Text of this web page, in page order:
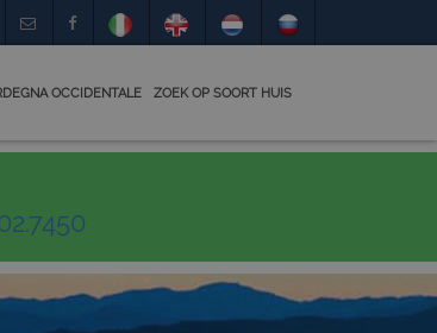
OCCIDENTALE ZOEK OP SOORT HUIS